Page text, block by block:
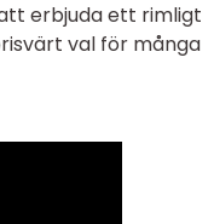
erbjuda ett rimligt
val för många